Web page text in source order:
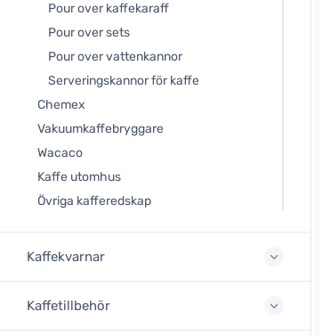
Pour over kaffekaraff
Pour over sets
Pour over vattenkannor
Serveringskannor för kaffe
Chemex
Vakuumkaffebryggare
Wacaco
Kaffe utomhus
Övriga kafferedskap
Kaffekvarnar
Kaffetillbehör